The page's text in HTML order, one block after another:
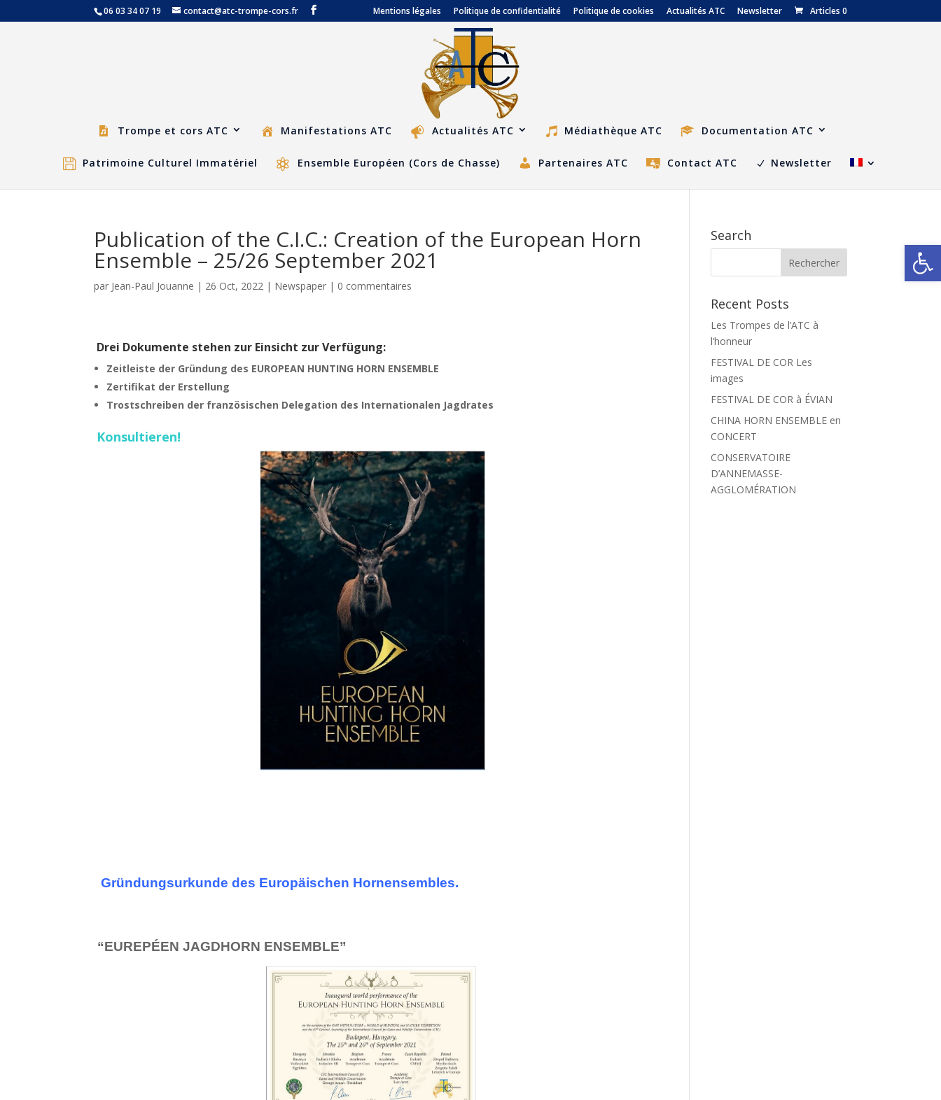
Ouvrir
06 03 34 07 19 contact@atc-trompe-cors.fr Mentions légales Politique de confidentialité Politique de cookies Actualités ATC Newsletter Articles 0
Trompe et cors ATC Manifestations ATC Actualités ATC Médiathèque ATC Documentation ATC
Patrimoine Culturel Immatériel Ensemble Européen (Cors de Chasse) Partenaires ATC Contact ATC Newsletter
Publication of the C.I.C.: Creation of the European Horn
Ensemble – 25/26 September 2021
par Jean-Paul Jouanne | 26 Oct, 2022 | Newspaper | 0 commentaires
Drei Dokumente stehen zur Einsicht zur Verfügung:
Zeitleiste der Gründung des EUROPEAN HUNTING HORN ENSEMBLE
Zertifikat der Erstellung
Trostschreiben der französischen Delegation des Internationalen Jagdrates
Konsultieren!
Gründungsurkunde des Europäischen Hornensembles.
“EUREPÉEN JAGDHORN ENSEMBLE”
Search
Recent Posts
Les Trompes de l’ATC à
l’honneur
FESTIVAL DE COR Les
images
FESTIVAL DE COR à ÉVIAN
CHINA HORN ENSEMBLE en
CONCERT
CONSERVATOIRE
D’ANNEMASSE-
AGGLOMÉRATION